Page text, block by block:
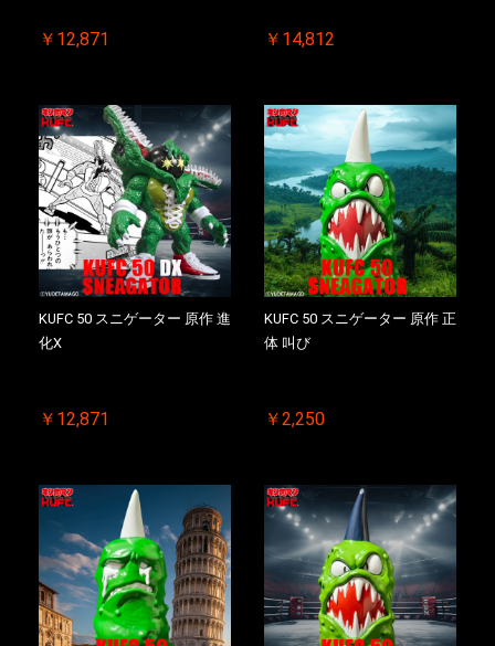
￥12,871 ￥14,812
KUFC 50 スニゲーター 原作 進
化X
￥12,871
KUFC 50 スニゲーター 原作 正
体 叫び
￥2,250